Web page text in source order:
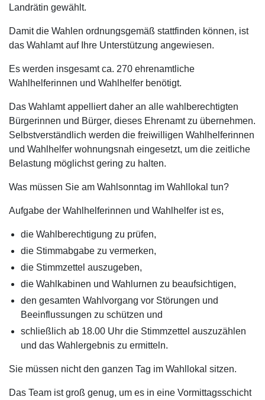
Landrätin gewählt.
Damit die Wahlen ordnungsgemäß stattfinden können, ist
das Wahlamt auf Ihre Unterstützung angewiesen.
Es werden insgesamt ca. 270 ehrenamtliche
Wahlhelferinnen und Wahlhelfer benötigt.
Das Wahlamt appelliert daher an alle wahlberechtigten
Bürgerinnen und Bürger, dieses Ehrenamt zu übernehmen.
Selbstverständlich werden die freiwilligen Wahlhelferinnen
und Wahlhelfer wohnungsnah eingesetzt, um die zeitliche
Belastung möglichst gering zu halten.
Was müssen Sie am Wahlsonntag im Wahllokal tun?
Aufgabe der Wahlhelferinnen und Wahlhelfer ist es,
die Wahlberechtigung zu prüfen,
die Stimmabgabe zu vermerken,
die Stimmzettel auszugeben,
die Wahlkabinen und Wahlurnen zu beaufsichtigen,
den gesamten Wahlvorgang vor Störungen und
Beeinflussungen zu schützen und
schließlich ab 18.00 Uhr die Stimmzettel auszuzählen
und das Wahlergebnis zu ermitteln.
Sie müssen nicht den ganzen Tag im Wahllokal sitzen.
Das Team ist groß genug, um es in eine Vormittagsschicht